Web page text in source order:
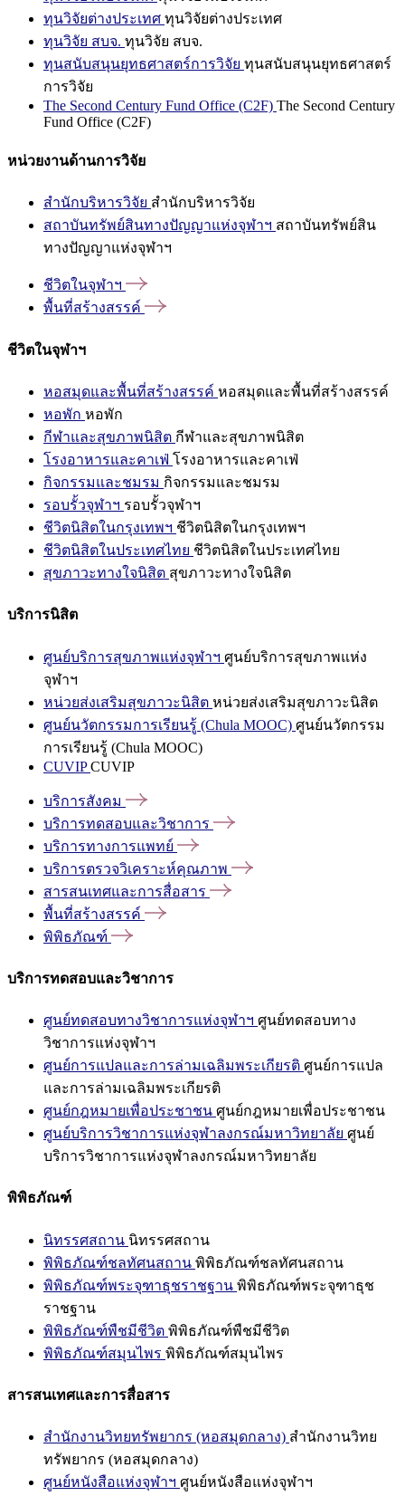
ทุนวิจัยต่างประเทศ ทุนวิจัยต่างประเทศ
ทุนวิจัย สบจ. ทุนวิจัย สบจ.
ทุนสนับสนุนยุทธศาสตร์การวิจัย ทุนสนับสนุนยุทธศาสตร์
การวิจัย
The Second Century Fund Office (C2F) The Second Century
Fund Office (C2F)
หน่วยงานด้านการวิจัย
สำนักบริหารวิจัย สำนักบริหารวิจัย
สถาบันทรัพย์สินทางปัญญาแห่งจุฬาฯ สถาบันทรัพย์สิน
ทางปัญญาแห่งจุฬาฯ
ชีวิตในจุฬาฯ
พื้นที่สร้างสรรค์
ชีวิตในจุฬาฯ
หอสมุดและพื้นที่สร้างสรรค์ หอสมุดและพื้นที่สร้างสรรค์
หอพัก หอพัก
กีฬาและสุขภาพนิสิต กีฬาและสุขภาพนิสิต
โรงอาหารและคาเฟ่ โรงอาหารและคาเฟ่
กิจกรรมและชมรม กิจกรรมและชมรม
รอบรั้วจุฬาฯ รอบรั้วจุฬาฯ
ชีวิตนิสิตในกรุงเทพฯ ชีวิตนิสิตในกรุงเทพฯ
ชีวิตนิสิตในประเทศไทย ชีวิตนิสิตในประเทศไทย
สุขภาวะทางใจนิสิต สุขภาวะทางใจนิสิต
บริการนิสิต
ศูนย์บริการสุขภาพแห่งจุฬาฯ ศูนย์บริการสุขภาพแห่ง
จุฬาฯ
หน่วยส่งเสริมสุขภาวะนิสิต หน่วยส่งเสริมสุขภาวะนิสิต
ศูนย์นวัตกรรมการเรียนรู้ (Chula MOOC) ศูนย์นวัตกรรม
การเรียนรู้ (Chula MOOC)
CUVIPCUVIP
บริการสังคม
บริการทดสอบและวิชาการ
บริการทางการแพทย์
บริการตรวจวิเคราะห์คุณภาพ
สารสนเทศและการสื่อสาร
พื้นที่สร้างสรรค์
พิพิธภัณฑ์
บริการทดสอบและวิชาการ
ศูนย์ทดสอบทางวิชาการแห่งจุฬาฯ ศูนย์ทดสอบทาง
วิชาการแห่งจุฬาฯ
ศูนย์การแปลและการล่ามเฉลิมพระเกียรติ ศูนย์การแปล
และการล่ามเฉลิมพระเกียรติ
ศูนย์กฎหมายเพื่อประชาชน ศูนย์กฎหมายเพื่อประชาชน
ศูนย์บริการวิชาการแห่งจุฬาลงกรณ์มหาวิทยาลัย ศูนย์
บริการวิชาการแห่งจุฬาลงกรณ์มหาวิทยาลัย
พิพิธภัณฑ์
นิทรรศสถาน นิทรรศสถาน
พิพิธภัณฑ์ชลทัศนสถาน พิพิธภัณฑ์ชลทัศนสถาน
พิพิธภัณฑ์พระจุฑาธุชราชฐาน พิพิธภัณฑ์พระจุฑาธุช
ราชฐาน
พิพิธภัณฑ์พืชมีชีวิต พิพิธภัณฑ์พืชมีชีวิต
พิพิธภัณฑ์สมุนไพร พิพิธภัณฑ์สมุนไพร
สารสนเทศและการสื่อสาร
สำนักงานวิทยทรัพยากร (หอสมุดกลาง) สำนักงานวิทย
ทรัพยากร (หอสมุดกลาง)
ศูนย์หนังสือแห่งจุฬาฯ ศูนย์หนังสือแห่งจุฬาฯ